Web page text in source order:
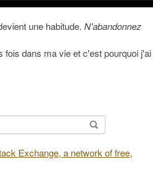
une habitude. N'abandonnez
fois dans ma vie et c'est pourquoi j'ai